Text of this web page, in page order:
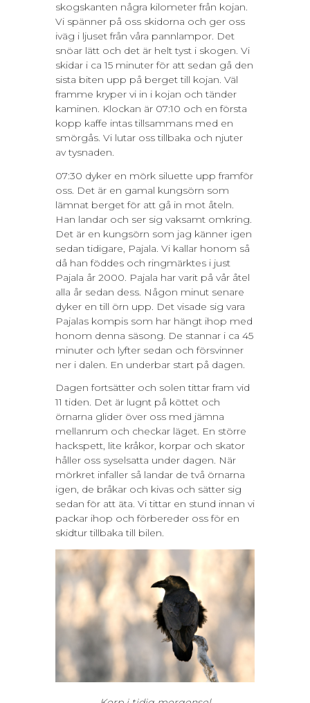
skogskanten några kilometer från kojan.
Vi spänner på oss skidorna och ger oss
iväg i ljuset från våra pannlampor. Det
snöar lätt och det är helt tyst i skogen. Vi
skidar i ca 15 minuter för att sedan gå den
sista biten upp på berget till kojan. Väl
framme kryper vi in i kojan och tänder
kaminen. Klockan är 07:10 och en första
kopp kaffe intas tillsammans med en
smörgås. Vi lutar oss tillbaka och njuter
av tysnaden.
07:30 dyker en mörk siluette upp framför
oss. Det är en gamal kungsörn som
lämnat berget för att gå in mot åteln.
Han landar och ser sig vaksamt omkring.
Det är en kungsörn som jag känner igen
sedan tidigare, Pajala. Vi kallar honom så
då han föddes och ringmärktes i just
Pajala år 2000. Pajala har varit på vår åtel
alla år sedan dess. Någon minut senare
dyker en till örn upp. Det visade sig vara
Pajalas kompis som har hängt ihop med
honom denna säsong. De stannar i ca 45
minuter och lyfter sedan och försvinner
ner i dalen. En underbar start på dagen.
Dagen fortsätter och solen tittar fram vid
11 tiden. Det är lugnt på köttet och
örnarna glider över oss med jämna
mellanrum och checkar läget. En större
hackspett, lite kråkor, korpar och skator
håller oss syselsatta under dagen. När
mörkret infaller så landar de två örnarna
igen, de bråkar och kivas och sätter sig
sedan för att äta. Vi tittar en stund innan vi
packar ihop och förbereder oss för en
skidtur tillbaka till bilen.